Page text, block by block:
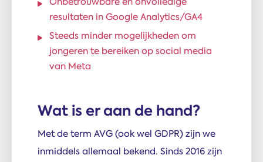
resultaten in Google Analytics/GA4
Steeds minder mogelijkheden om
jongeren te bereiken op social media
van Meta
Wat is er aan de hand?
Met de term AVG (ook wel GDPR) zijn we
inmiddels allemaal bekend. Sinds 2016 zijn